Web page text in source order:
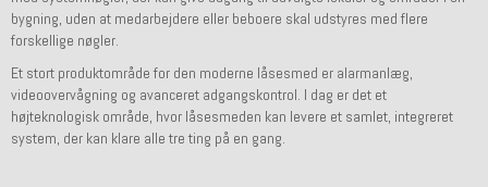
bygning, uden at medarbejdere eller beboere skal udstyres med flere
forskellige nøgler.
Et stort produktområde for den moderne låsesmed er alarmanlæg,
videoovervågning og avanceret adgangskontrol. I dag er det et
højteknologisk område, hvor låsesmeden kan levere et samlet, integreret
system, der kan klare alle tre ting på en gang.